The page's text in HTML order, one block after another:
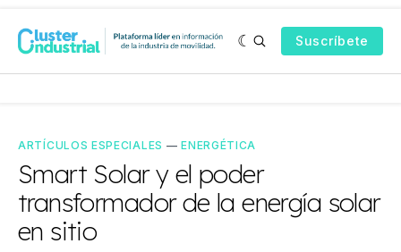
Suscríbete
ARTÍCULOS ESPECIALES —ENERGÉTICA
Smart Solar y el poder
transformador de la energía solar
en sitio